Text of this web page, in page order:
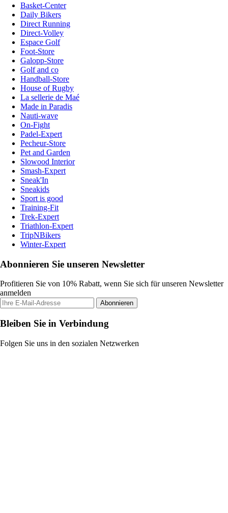
Basket-Center
Daily Bikers
Direct Running
Direct-Volley
Espace Golf
Foot-Store
Galopp-Store
Golf and co
Handball-Store
House of Rugby
La sellerie de Maé
Made in Paradis
Nauti-wave
On-Fight
Padel-Expert
Pecheur-Store
Pet and Garden
Slowood Interior
Smash-Expert
Sneak'In
Sneakids
Sport is good
Training-Fit
Trek-Expert
Triathlon-Expert
TripNBikers
Winter-Expert
Abonnieren Sie unseren Newsletter
Profitieren Sie von 10% Rabatt, wenn Sie sich für unseren Newsletter
anmelden
Abonnieren
Bleiben Sie in Verbindung
Folgen Sie uns in den sozialen Netzwerken